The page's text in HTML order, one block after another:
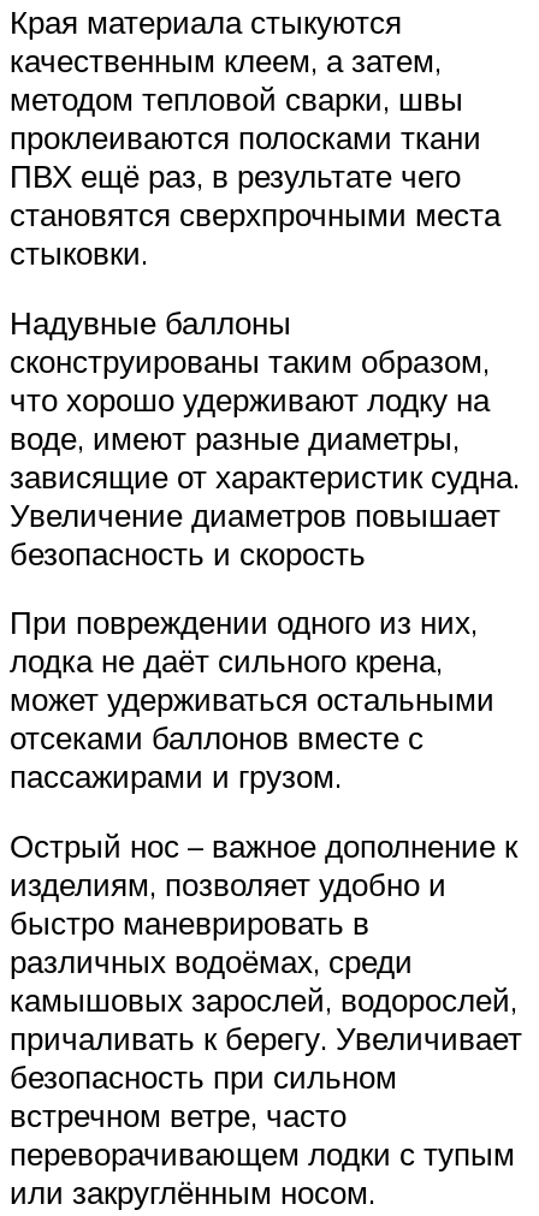
Края материала стыкуются
качественным клеем, а затем,
методом тепловой сварки, швы
проклеиваются полосками ткани
ПВХ ещё раз, в результате чего
становятся сверхпрочными места
стыковки.
Надувные баллоны
сконструированы таким образом,
что хорошо удерживают лодку на
воде, имеют разные диаметры,
зависящие от характеристик судна.
Увеличение диаметров повышает
безопасность и скорость
При повреждении одного из них,
лодка не даёт сильного крена,
может удерживаться остальными
отсеками баллонов вместе с
пассажирами и грузом.
Острый нос – важное дополнение к
изделиям, позволяет удобно и
быстро маневрировать в
различных водоёмах, среди
камышовых зарослей, водорослей,
причаливать к берегу. Увеличивает
безопасность при сильном
встречном ветре, часто
переворачивающем лодки с тупым
или закруглённым носом.